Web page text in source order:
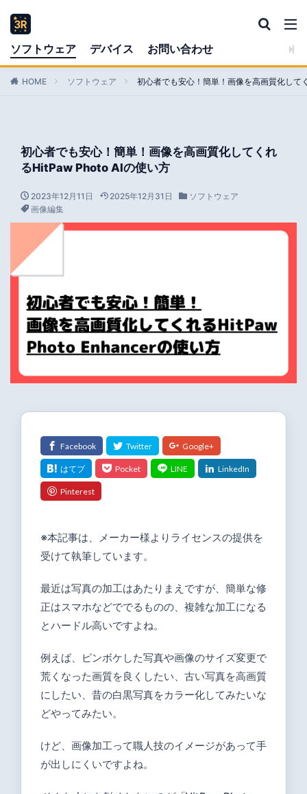
ソフトウェア デバイス お問い合わせ
HOME ソフトウェア 初心者でも安心！簡単！画像を高画質化し
初心者でも安心！簡単！画像を高画質化してくれ
るHitPaw Photo AIの使い方
2023年12月11日 2025年12月31日
ソフトウェア
画像編集
※本記事は、メーカー様よりライセンスの提供を
受けて執筆しています。
最近は写真の加工はあたりまえですが、簡単な修
正はスマホなどででるものの、複雑な加工になる
とハードル高いですよね。
例えば、ピンボケした写真や画像のサイズ変更で
荒くなった画質を良くしたい、古い写真を高画質
にしたい、昔の白黒写真をカラー化してみたいな
どやってみたい。
けど、画像加工って職人技のイメージがあって手
が出しにくいですよね。